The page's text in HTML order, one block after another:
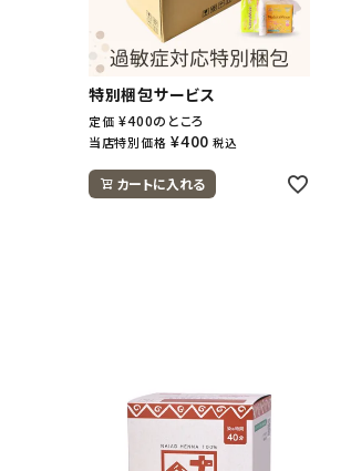
特別梱包サービス
定価 ¥400のところ
当店特別価格 ¥400 税込
カートに入れる